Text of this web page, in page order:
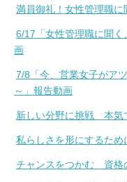
満員御礼！女性管理職
6/17「女性管理職に聞
画
7/8「今、営業女子がア
～」報告動画
新しい分野に挑戦 本気
私らしさを形にするた
チャンスをつかむ 資格